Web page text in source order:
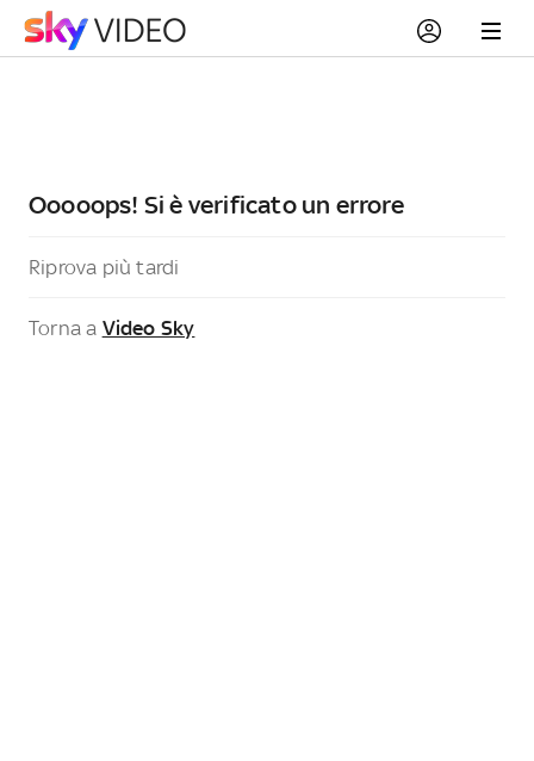
Ooooops! Si è verificato un errore
Riprova più tardi
Torna a Video Sky